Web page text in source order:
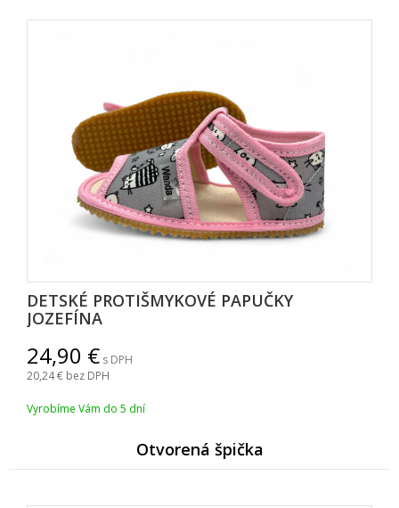
DETSKÉ PROTIŠMYKOVÉ PAPUČKY
JOZEFÍNA
24,90
s DPH
20,24 bez DPH
Vyrobíme Vám do 5 dní
Otvorená špička